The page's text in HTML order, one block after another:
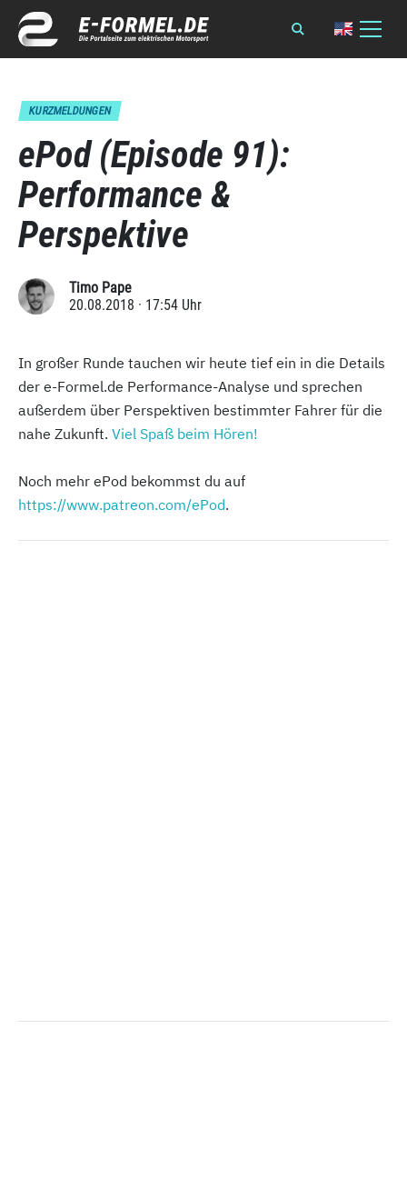
KURZMELDUNGEN
ePod (Episode 91):
Performance &
Perspektive
Timo Pape
20.08.2018 · 17:54 Uhr
In großer Runde tauchen wir heute tief ein in die Details
der e-Formel.de Performance-Analyse und sprechen
außerdem über Perspektiven bestimmter Fahrer für die
nahe Zukunft. Viel Spaß beim Hören!
Noch mehr ePod bekommst du auf
https://www.patreon.com/ePod.